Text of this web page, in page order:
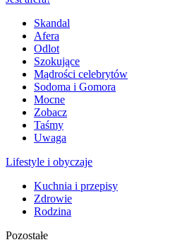
Skandal
Afera
Odlot
Szokujące
Mądrości celebrytów
Sodoma i Gomora
Mocne
Zobacz
Taśmy
Uwaga
Lifestyle i obyczaje
Kuchnia i przepisy
Zdrowie
Rodzina
Pozostałe